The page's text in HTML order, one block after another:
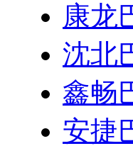
康龙
沈北
鑫畅
安捷